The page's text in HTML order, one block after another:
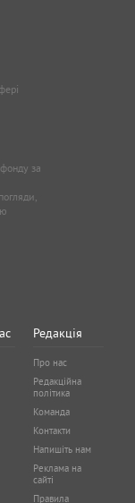
за
Редакція
Про нас
Редакційна
політика
Команда
Контакти
Напишіть нам
Реклама на
сайті
Правила